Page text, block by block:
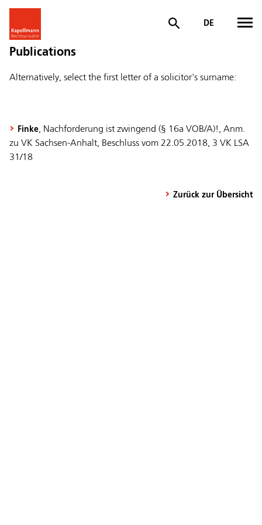
DE
Publications
Alternatively, select the first letter of a solicitor's surname:
Finke, Nachforderung ist zwingend (§ 16a VOB/A)!, Anm.
zu VK Sachsen-Anhalt, Beschluss vom 22.05.2018, 3 VK LSA
31/18
Zurück zur Übersicht